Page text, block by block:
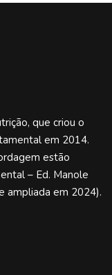
que criou o
em 2014.
estão
– Ed. Manole
ampliada em 2024).